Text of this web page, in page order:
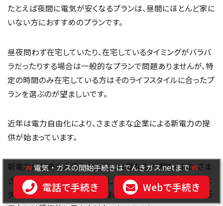
たとえば夜間に電気が安くなるプランは、昼間にほとんど家に
いない方におすすめのプランです。
昼夜問わず在宅していたり、在宅しているタイミングがバラバ
ラだったりする場合は一般的なプランで問題ありませんが、特
定の時間のみ在宅している方はそのライフスタイルに合ったプ
ランを選ぶのが望ましいです。
近年は電力自由化により、さまざまな企業による新電力の提
供が始まっています。
新電力は従来の大手電力会社とは異なるアプローチで、さま
ざまな電気料金プランを提供しているのが特徴です。ライフス
タイルに合った電力会社、よりお得な電力会社を探すなら、新
電気・ガスの開始手続きはでんきガス.netまで
電話で手続き Webで手続き